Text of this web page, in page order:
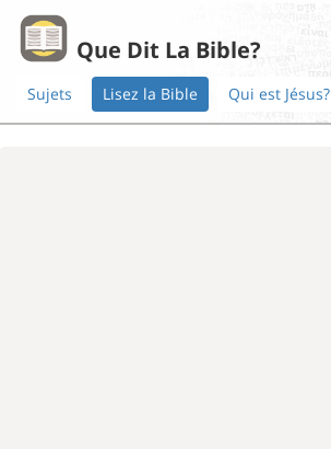
Que Dit La Bible?
Sujets Lisez la Bible Qui est Jésus?